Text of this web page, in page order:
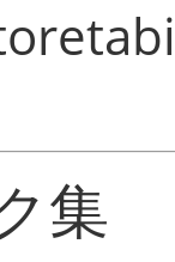
集